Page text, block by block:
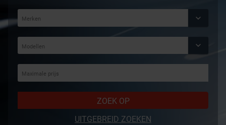
ZOEK OP
UITGEBREID ZOEKEN